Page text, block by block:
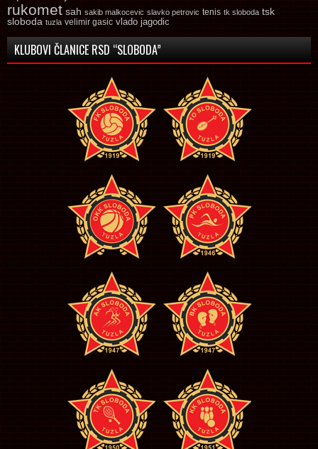
rukomet sah sakib malkocevic slavko petrovic tenis tk sloboda tsk
sloboda tuzla velimir gasic vlado jagodic
KLUBOVI ČLANICE RSD “SLOBODA”